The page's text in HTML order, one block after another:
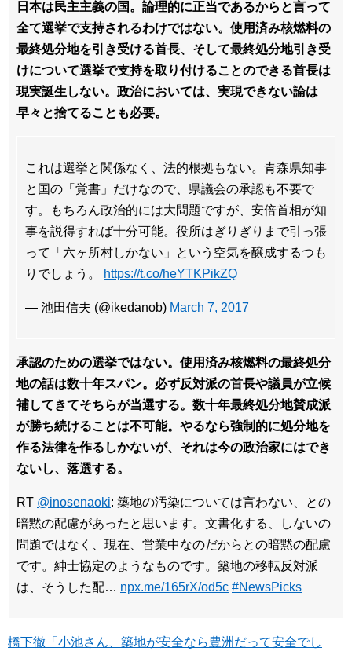
日本は民主主義の国。論理的に正当であるからと言って
全て選挙で支持されるわけではない。使用済み核燃料の
最終処分地を引き受ける首長、そして最終処分地引き受
けについて選挙で支持を取り付けることのできる首長は
現実誕生しない。政治においては、実現できない論は
早々と捨てることも必要。
これは選挙と関係なく、法的根拠もない。青森県知事
と国の「覚書」だけなので、県議会の承認も不要で
す。もちろん政治的には大問題ですが、安倍首相が知
事を説得すれば十分可能。役所はぎりぎりまで引っ張
って「六ヶ所村しかない」という空気を醸成するつも
りでしょう。
https://t.co/heYTKPikZQ
— 池田信夫 (@ikedanob) March 7, 2017
承認のための選挙ではない。使用済み核燃料の最終処分
地の話は数十年スパン。必ず反対派の首長や議員が立候
補してきてそちらが当選する。数十年最終処分地賛成派
が勝ち続けることは不可能。やるなら強制的に処分地を
作る法律を作るしかないが、それは今の政治家にはでき
ないし、落選する。
RT @inosenaoki: 築地の汚染については言わない、との
暗黙の配慮があったと思います。文書化する、しないの
問題ではなく、現在、営業中なのだからとの暗黙の配慮
です。紳士協定のようなものです。築地の移転反対派
は、そうした配… npx.me/165rX/od5c #NewsPicks
橋下徹「小池さん、築地が安全なら豊洲だって安全でし